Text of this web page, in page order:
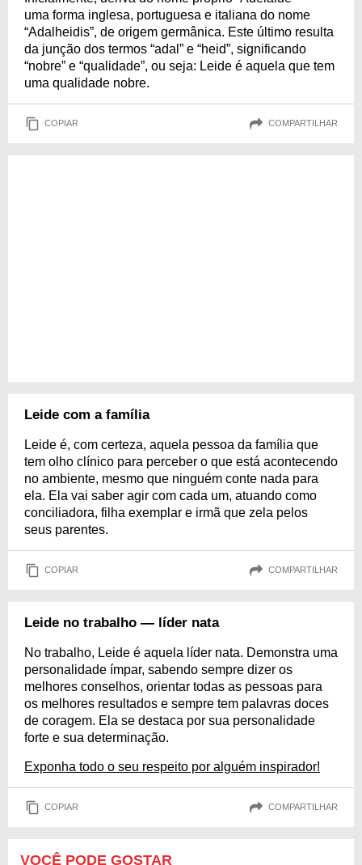
uma forma inglesa, portuguesa e italiana do nome
“Adalheidis”, de origem germânica. Este último resulta
da junção dos termos “adal” e “heid”, significando
“nobre” e “qualidade”, ou seja: Leide é aquela que tem
uma qualidade nobre.
COPIAR COMPARTILHAR
Leide com a família
Leide é, com certeza, aquela pessoa da família que
tem olho clínico para perceber o que está acontecendo
no ambiente, mesmo que ninguém conte nada para
ela. Ela vai saber agir com cada um, atuando como
conciliadora, filha exemplar e irmã que zela pelos
seus parentes.
COPIAR COMPARTILHAR
Leide no trabalho — líder nata
No trabalho, Leide é aquela líder nata. Demonstra uma
personalidade ímpar, sabendo sempre dizer os
melhores conselhos, orientar todas as pessoas para
os melhores resultados e sempre tem palavras doces
de coragem. Ela se destaca por sua personalidade
forte e sua determinação.
Exponha todo o seu respeito por alguém inspirador!
COPIAR COMPARTILHAR
VOCÊ PODE GOSTAR